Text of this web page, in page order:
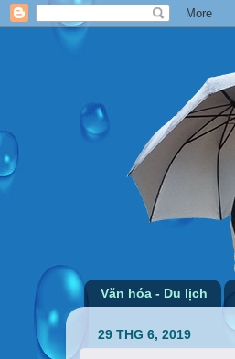
Văn hóa - Du lịch
29 THG 6, 2019